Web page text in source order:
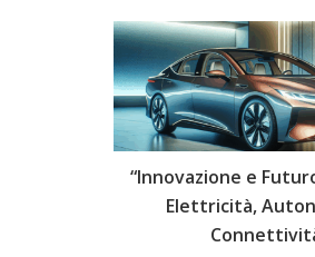
“Innovazione e
Elettricità,